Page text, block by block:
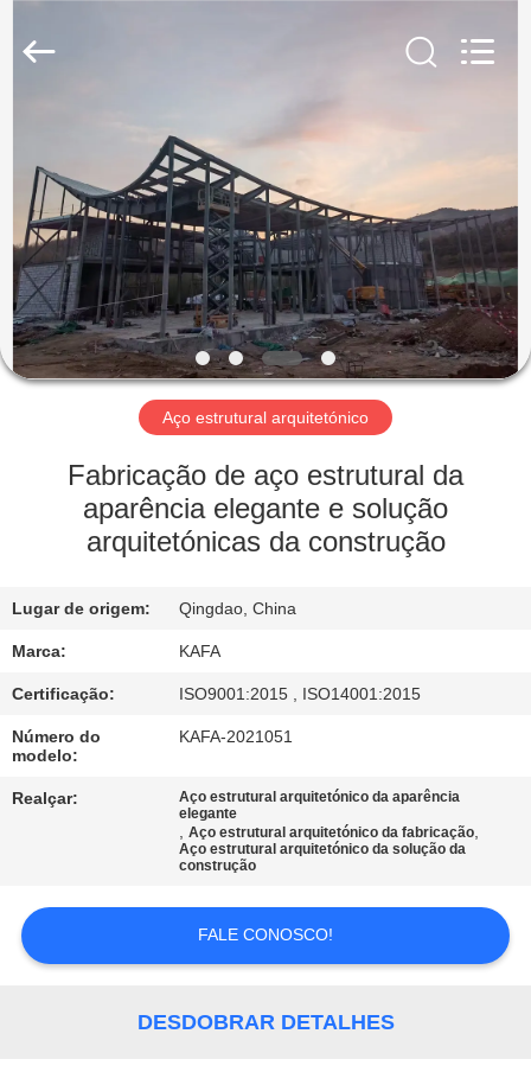
CASA
PRODUTOS
VÍDEOS
ESPETÁCULO
SOBRE
VISITA
À
FÁBRICA
CONTROLE
DE
QUALIDADE
CONTACTE-
NOS
NOTÍCIAS
Fabrication
Aço estrutural arquitetónico
Fabricação de aço estrutural da
aparência elegante e solução
arquitetónicas da construção
Lugar de origem: Qingdao, China
Marca: KAFA
Certificação: ISO9001:2015 , ISO14001:2015
Número do
modelo:
KAFA-2021051
Realçar:
Aço estrutural arquitetónico da aparência
elegante
,Aço estrutural arquitetónico da fabricação,
Aço estrutural arquitetónico da solução da
construção
FALE CONOSCO!
DESDOBRAR DETALHES